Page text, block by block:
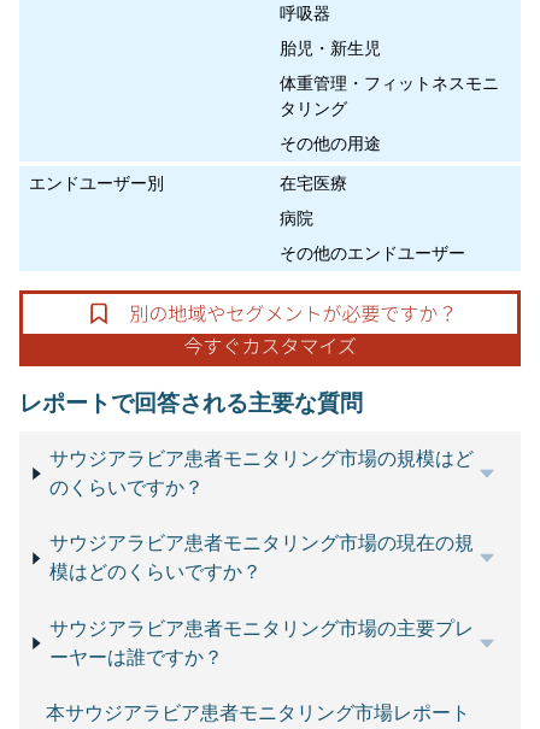
呼吸器
胎児・新生児
体重管理・フィットネスモニ
タリング
その他の用途
エンドユーザー別
在宅医療
病院
その他のエンドユーザー
レポートで回答される主要な質問
サウジアラビア患者モニタリング市場の規模はど
のくらいですか？
サウジアラビア患者モニタリング市場の現在の規
模はどのくらいですか？
サウジアラビア患者モニタリング市場の主要プレ
ーヤーは誰ですか？
本サウジアラビア患者モニタリング市場レポート